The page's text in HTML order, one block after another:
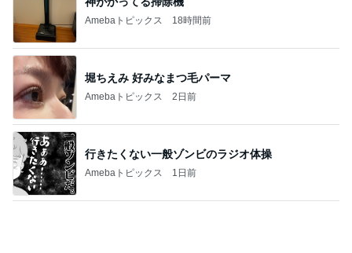
Amebaトピックス 18時間前
堀ちえみ 好みなまつ毛パーマ
Amebaトピックス 2日前
行きたくない一般ゾンビのラジオ体操
Amebaトピックス 1日前